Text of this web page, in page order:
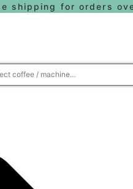
shipping for orders